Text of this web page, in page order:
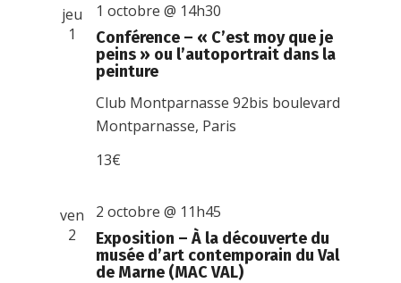
jeu
1
Conférence – « C’est moy que je
peins » ou l’autoportrait dans la
peinture
1 octobre @ 14h30
Club Montparnasse92bis boulevard
Montparnasse, Paris
13€
ven
2
Exposition – À la découverte du
musée d’art contemporain du Val
de Marne (MAC VAL)
2 octobre @ 11h45